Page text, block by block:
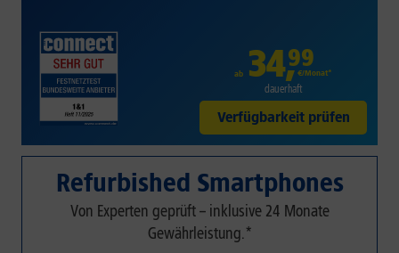
ab 34,99
€/Monat*
dauerhaft
Verfügbarkeit prüfen
Refurbished Smartphones
Von Experten geprüft – inklusive 24 Monate
Gewährleistung.*